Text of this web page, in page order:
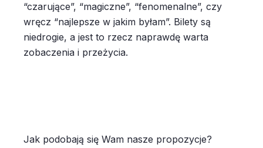
“czarujące”, “magiczne”, “fenomenalne”, czy
wręcz “najlepsze w jakim byłam”. Bilety są
niedrogie, a jest to rzecz naprawdę warta
zobaczenia i przeżycia.
Jak podobają się Wam nasze propozycje?